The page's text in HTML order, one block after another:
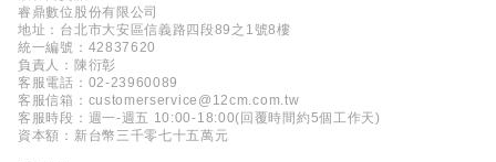
睿鼎數位股份有限公司
地址：台北市大安區信義路四段89之1號8樓
統一編號：42837620
負責人：陳衍彰
客服電話：02-23960089
客服信箱：customerservice@12cm.com.tw
客服時段：週一-週五 10:00-18:00(回覆時間約5個工作天)
資本額：新台幣三千零七十五萬元